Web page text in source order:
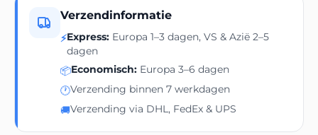
Verzendinformatie
⚡Express: Europa 1–3 dagen, VS & Azië 2–5
dagen
📦Economisch: Europa 3–6 dagen
🕐Verzending binnen 7 werkdagen
🚚Verzending via DHL, FedEx & UPS